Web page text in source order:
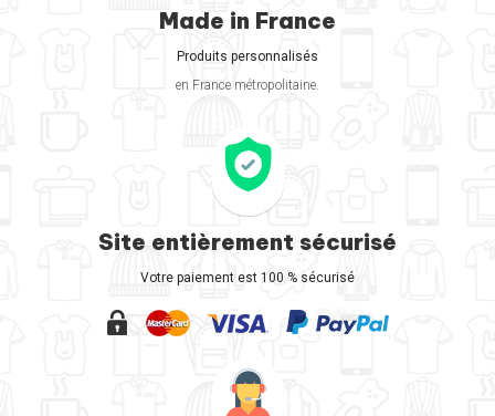
Made in France
Produits personnalisés
en France métropolitaine.
Site entièrement sécurisé
Votre paiement est 100 % sécurisé